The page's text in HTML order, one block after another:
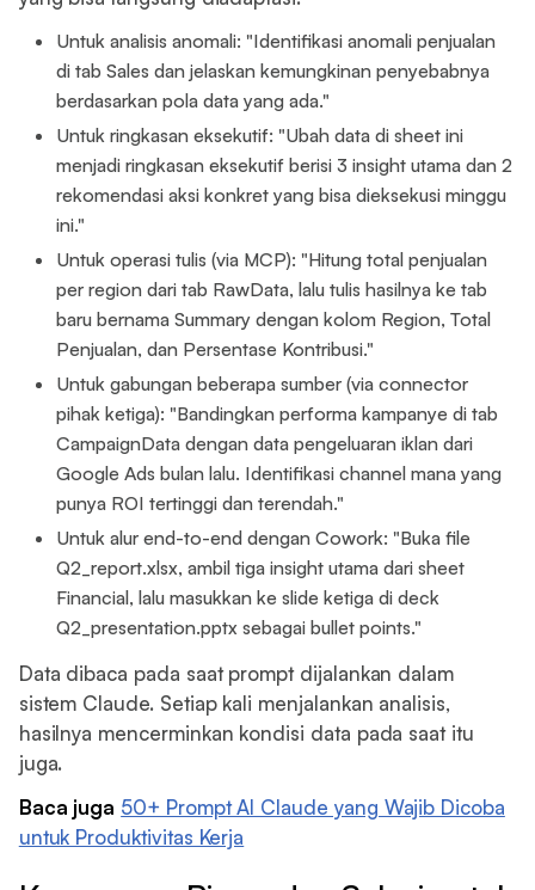
Untuk analisis anomali: "Identifikasi anomali penjualan
di tab Sales dan jelaskan kemungkinan penyebabnya
berdasarkan pola data yang ada."
Untuk ringkasan eksekutif: "Ubah data di sheet ini
menjadi ringkasan eksekutif berisi 3 insight utama dan 2
rekomendasi aksi konkret yang bisa dieksekusi minggu
ini."
Untuk operasi tulis (via MCP): "Hitung total penjualan
per region dari tab RawData, lalu tulis hasilnya ke tab
baru bernama Summary dengan kolom Region, Total
Penjualan, dan Persentase Kontribusi."
Untuk gabungan beberapa sumber (via connector
pihak ketiga): "Bandingkan performa kampanye di tab
CampaignData dengan data pengeluaran iklan dari
Google Ads bulan lalu. Identifikasi channel mana yang
punya ROI tertinggi dan terendah."
Untuk alur end-to-end dengan Cowork: "Buka file
Q2_report.xlsx, ambil tiga insight utama dari sheet
Financial, lalu masukkan ke slide ketiga di deck
Q2_presentation.pptx sebagai bullet points."
Data dibaca pada saat prompt dijalankan dalam
sistem Claude. Setiap kali menjalankan analisis,
hasilnya mencerminkan kondisi data pada saat itu
juga.
Baca juga 50+ Prompt AI Claude yang Wajib Dicoba
untuk Produktivitas Kerja